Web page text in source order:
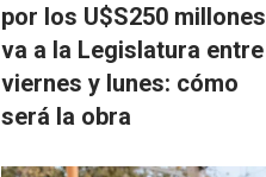
por los U$S250 millones
va a la Legislatura entre
viernes y lunes: cómo
será la obra